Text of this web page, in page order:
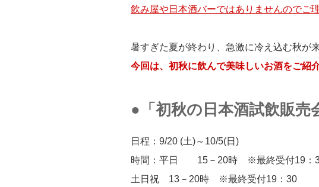
飲み屋や日本酒バーではありませんのでご
暑すぎた夏が終わり、急激に冷え込む秋が
今回は、初秋に飲んで美味しいお酒をご紹
●「初秋の日本酒試飲販売
日程：9/20 (土)～10/5(日)
時間：平日 15－20時 ※最終受付19：
土日祝 13－20時 ※最終受付19：30